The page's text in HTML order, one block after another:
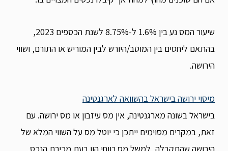
שיעור המס נע בין 1.6% ל-8.75% לשנת הכספים 2023,
בהתאם ליחסים בין המוטב/היורש לבין המוריש או התורם, ושווי
הירושה.
מיסוי ירושה בישראל בהשוואה לארגנטינה
בישראל בשונה מארגנטינה, אין מס עיזבון או מס ירושה. עם
זאת, במקרים מסוימים ייתכן כי יוטל מס על השווי המלא של
הירושה שהתקבלה, למשל מס רווחי הון בעת מכירת הנכס.